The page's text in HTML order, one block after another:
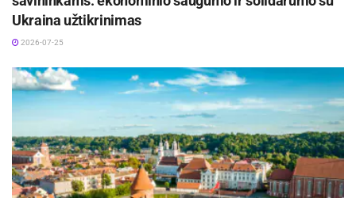
Ukraina užtikrinimas
2026-07-25